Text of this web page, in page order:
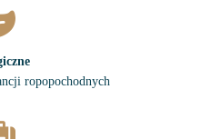
ropopochodnych